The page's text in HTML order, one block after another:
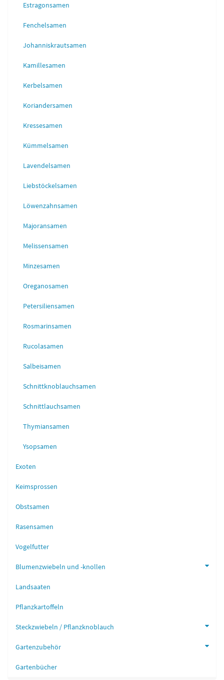
Estragonsamen
Fenchelsamen
Johanniskrautsamen
Kamillesamen
Kerbelsamen
Koriandersamen
Kressesamen
Kümmelsamen
Lavendelsamen
Liebstöckelsamen
Löwenzahnsamen
Majoransamen
Melissensamen
Minzesamen
Oreganosamen
Petersiliensamen
Rosmarinsamen
Rucolasamen
Salbeisamen
Schnittknoblauchsamen
Schnittlauchsamen
Thymiansamen
Ysopsamen
Exoten
Keimsprossen
Obstsamen
Rasensamen
Vogelfutter
Blumenzwiebeln und -knollen
Landsaaten
Pflanzkartoffeln
Steckzwiebeln / Pflanzknoblauch
Gartenzubehör
Gartenbücher